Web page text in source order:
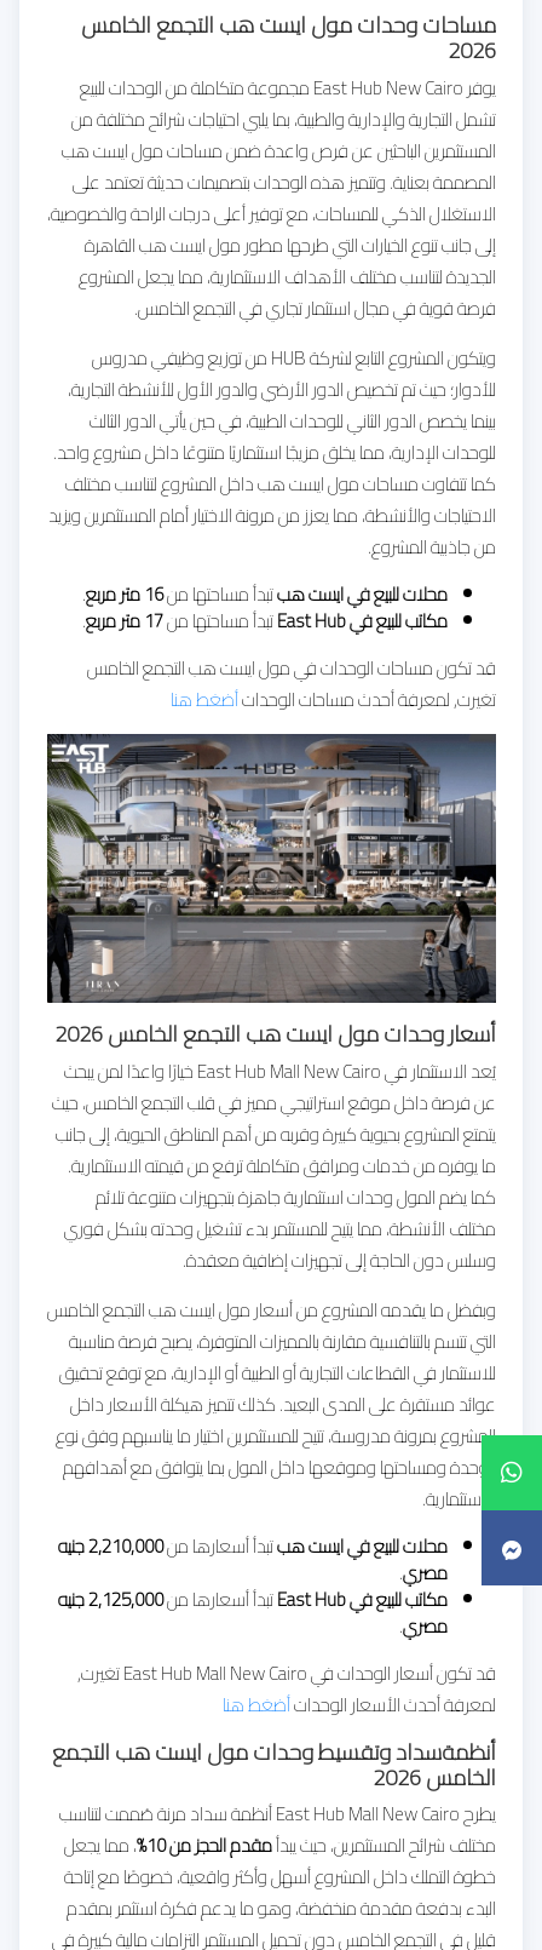
مساحات وحدات مول ايست هب التجمع الخامس
2026
يوفر East Hub New Cairo مجموعة متكاملة من الوحدات للبيع
تشمل التجارية والإدارية والطبية، بما يلبي احتياجات شرائح مختلفة من
المستثمرين الباحثين عن فرص واعدة ضمن مساحات مول ايست هب
المصممة بعناية. وتتميز هذه الوحدات بتصميمات حديثة تعتمد على
الاستغلال الذكي للمساحات، مع توفير أعلى درجات الراحة والخصوصية،
إلى جانب تنوع الخيارات التي طرحها مطور مول ايست هب القاهرة
الجديدة لتناسب مختلف الأهداف الاستثمارية، مما يجعل المشروع
فرصة قوية في مجال استثمار تجاري في التجمع الخامس.
ويتكون المشروع التابع لشركة HUB من توزيع وظيفي مدروس
للأدوار؛ حيث تم تخصيص الدور الأرضي والدور الأول للأنشطة التجارية،
بينما يخصص الدور الثاني للوحدات الطبية، في حين يأتي الدور الثالث
للوحدات الإدارية، مما يخلق مزيجًا استثماريًا متنوعًا داخل مشروع واحد.
كما تتفاوت مساحات مول ايست هب داخل المشروع لتناسب مختلف
الاحتياجات والأنشطة، مما يعزز من مرونة الاختيار أمام المستثمرين ويزيد
من جاذبية المشروع.
محلات للبيع في ايست هبتبدأ مساحتها من16 متر مربع .
مكاتب للبيع في East Hub تبدأ مساحتها من17 متر مربع
.
قد تكون مساحات الوحدات في مول ايست هب التجمع الخامس
تغيرت, لمعرفة أحدث مساحات الوحداتأضغط هنا
أسعار وحدات مول ايست هب التجمع الخامس 2026
يُعد الاستثمار في East Hub Mall New Cairo خيارًا واعدًا لمن يبحث
عن فرصة داخل موقع استراتيجي مميز في قلب التجمع الخامس، حيث
يتمتع المشروع بحيوية كبيرة وقربه من أهم المناطق الحيوية، إلى جانب
ما يوفره من خدمات ومرافق متكاملة ترفع من قيمته الاستثمارية.
كما يضم المول وحدات استثمارية جاهزة بتجهيزات متنوعة تلائم
مختلف الأنشطة، مما يتيح للمستثمر بدء تشغيل وحدته بشكل فوري
وسلس دون الحاجة إلى تجهيزات إضافية معقدة.
وبفضل ما يقدمه المشروع من أسعار مول ايست هب التجمع الخامس
التي تتسم بالتنافسية مقارنة بالمميزات المتوفرة، يصبح فرصة مناسبة
للاستثمار في القطاعات التجارية أو الطبية أو الإدارية، مع توقع تحقيق
عوائد مستقرة على المدى البعيد. كذلك تتميز هيكلة الأسعار داخل
المشروع بمرونة مدروسة، تتيح للمستثمرين اختيار ما يناسبهم وفق نوع
الوحدة ومساحتها وموقعها داخل المول بما يتوافق مع أهدافهم
الاستثمارية.
محلات للبيع في ايست هبتبدأ أسعارها من 2,210,000 جنيه
مصري.
مكاتب للبيع في East Hub تبدأ أسعارها من 2,125,000 جنيه
مصري.
قد تكون أسعار الوحدات في East Hub Mall New Cairo تغيرت,
لمعرفة أحدث الأسعار الوحداتأضغط هنا
أنظمةسداد وتقسيط وحدات مول ايست هب التجمع
الخامس 2026
يطرح East Hub Mall New Cairo أنظمة سداد مرنة صُممت لتناسب
مختلف شرائح المستثمرين، حيث يبدأمقدم الحجز من 10%
، مما يجعل
خطوة التملك داخل المشروع أسهل وأكثر واقعية، خصوصًا مع إتاحة
البدء بدفعة مقدمة منخفضة، وهو ما يدعم فكرة استثمر بمقدم
قليل في التجمع الخامس دون تحميل المستثمر التزامات مالية كبيرة في